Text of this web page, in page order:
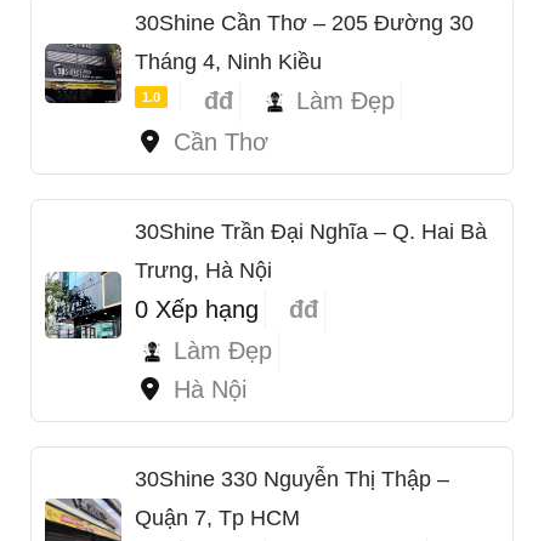
30Shine Cần Thơ – 205 Đường 30
Tháng 4, Ninh Kiều
1.0 đđ
Làm Đẹp
Cần Thơ
30Shine Trần Đại Nghĩa – Q. Hai Bà
Trưng, Hà Nội
0 Xếp hạng
đđ
Làm Đẹp
Hà Nội
30Shine 330 Nguyễn Thị Thập –
Quận 7, Tp HCM